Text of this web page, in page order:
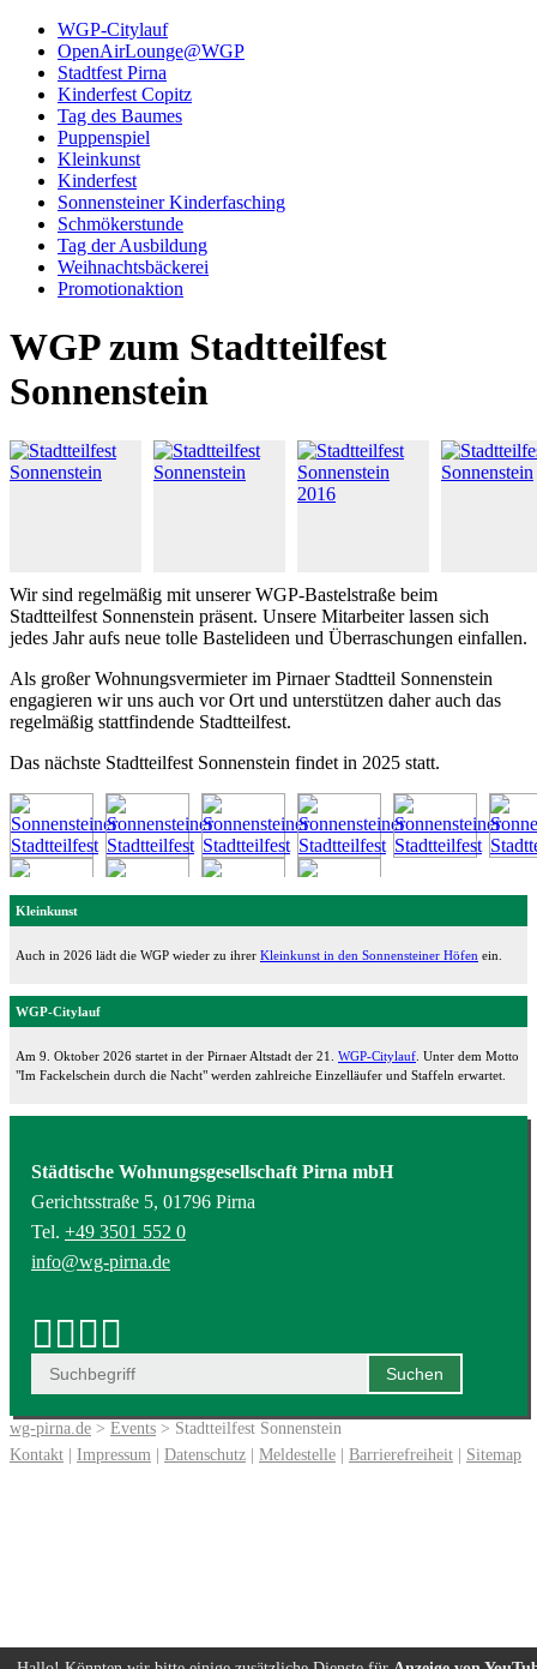
WGP-Citylauf
OpenAirLounge@WGP
Stadtfest Pirna
Kinderfest Copitz
Tag des Baumes
Puppenspiel
Kleinkunst
Kinderfest
Sonnensteiner Kinderfasching
Schmökerstunde
Tag der Ausbildung
Weihnachtsbäckerei
Promotionaktion
WGP zum Stadtteilfest
Sonnenstein
Wir sind regelmäßig mit unserer WGP-Bastelstraße beim
Stadtteilfest Sonnenstein präsent. Unsere Mitarbeiter lassen sich
jedes Jahr aufs neue tolle Bastelideen und Überraschungen einfallen.
Als großer Wohnungsvermieter im Pirnaer Stadtteil Sonnenstein
engagieren wir uns auch vor Ort und unterstützen daher auch das
regelmäßig stattfindende Stadtteilfest.
Das nächste Stadtteilfest Sonnenstein findet in 2025 statt.
Kleinkunst
Auch in 2026 lädt die WGP wieder zu ihrer Kleinkunst in den Sonnensteiner Höfen ein.
WGP-Citylauf
Am 9. Oktober 2026 startet in der Pirnaer Altstadt der 21. WGP-Citylauf . Unter dem Motto
"Im Fackelschein durch die Nacht" werden zahlreiche Einzelläufer und Staffeln erwartet.
Städtische Wohnungsgesellschaft Pirna mbH
Gerichtsstraße 5, 01796 Pirna
Tel. +49 3501 552 0
info@wg-pirna.de
wg-pirna.de > Events > Stadtteilfest Sonnenstein
Kontakt | Impressum | Datenschutz | Meldestelle | Barrierefreiheit | Sitemap